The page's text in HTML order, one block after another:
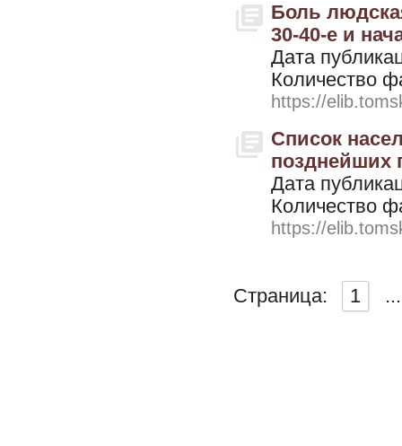
Боль
30-40-е и
Дата
Количество
https://
Список
позднейших
Дата
Количество
https://
Страница: 1 ...